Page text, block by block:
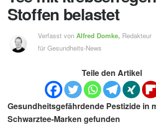
Stoffen belastet
Verfasst von Alfred Domke, Redakteur
für Gesundheits-News
Teile den Artikel
Gesundheitsgefährdende Pestizide in
Schwarztee-Marken gefunden